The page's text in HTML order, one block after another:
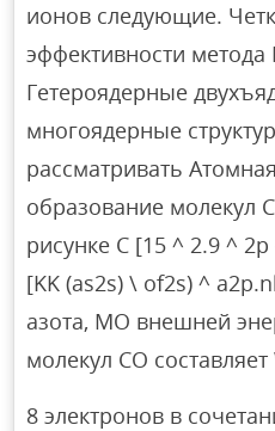
ионов следующие.
эффективности
Гетероядерные
многоядерные
рассматривать
образование молекул
рисунке C [15 ^ 2.9 ^
[KK (as2s) \ of2s) ^
азота, МО внешней
молекул СО
8 электронов в